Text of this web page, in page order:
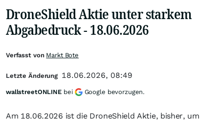
DroneShield Aktie unter starkem
Abgabedruck - 18.06.2026
Am 18.06.2026 ist die DroneShield Aktie, bisher, um
Verfasst von Markt Bote
Letzte Änderung 18.06.2026, 08:49
wallstreetONLINE bei Google bevorzugen.